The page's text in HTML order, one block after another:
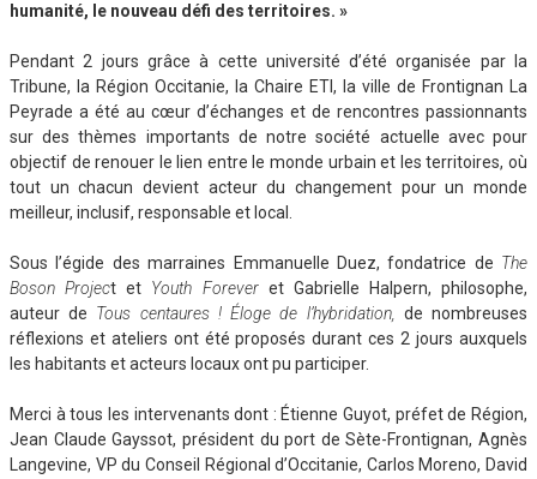
humanité, le nouveau défi des territoires. »
Pendant 2 jours grâce à cette université d’été organisée par la
Tribune, la Région Occitanie, la Chaire ETI, la ville de Frontignan La
Peyrade a été au cœur d’échanges et de rencontres passionnants
sur des thèmes importants de notre société actuelle avec pour
objectif de renouer le lien entre le monde urbain et les territoires, où
tout un chacun devient acteur du changement pour un monde
meilleur, inclusif, responsable et local.
Sous l’égide des marraines Emmanuelle Duez, fondatrice de The
Boson Project et Youth Foreveret Gabrielle Halpern, philosophe,
auteur de Tous centaures ! Éloge de l’hybridation,
de nombreuses
réflexions et ateliers ont été proposés durant ces 2 jours auxquels
les habitants et acteurs locaux ont pu participer.
Merci à tous les intervenants dont : Étienne Guyot, préfet de Région,
Jean Claude Gayssot, président du port de Sète-Frontignan, Agnès
Langevine, VP du Conseil Régional d’Occitanie, Carlos Moreno, David